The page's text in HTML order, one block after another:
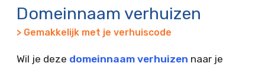
Domeinnaam verhuizen
> Gemakkelijk met je verhuiscode
Wil je deze domeinnaam verhuizen naar je